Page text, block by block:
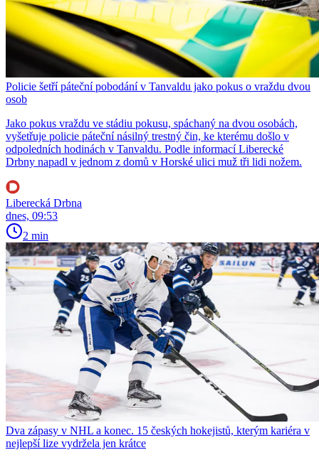
Policie šetří páteční pobodání v Tanvaldu jako pokus o vraždu dvou
osob
Jako pokus vraždu ve stádiu pokusu, spáchaný na dvou osobách,
vyšetřuje policie páteční násilný trestný čin, ke kterému došlo v
odpoledních hodinách v Tanvaldu. Podle informací Liberecké
Drbny napadl v jednom z domů v Horské ulici muž tři lidi nožem.
Liberecká Drbna
dnes, 09:53
2 min
Dva zápasy v NHL a konec. 15 českých hokejistů, kterým kariéra v
nejlepší lize vydržela jen krátce